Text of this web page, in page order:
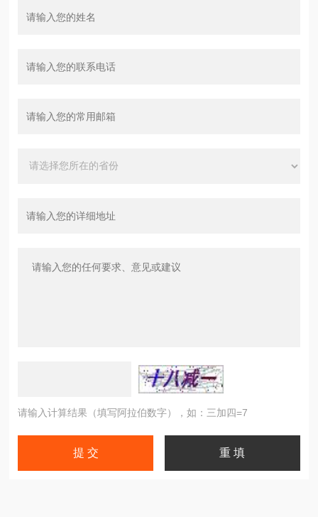
请输入计算结果（填写阿拉伯数字），如：三加四=7